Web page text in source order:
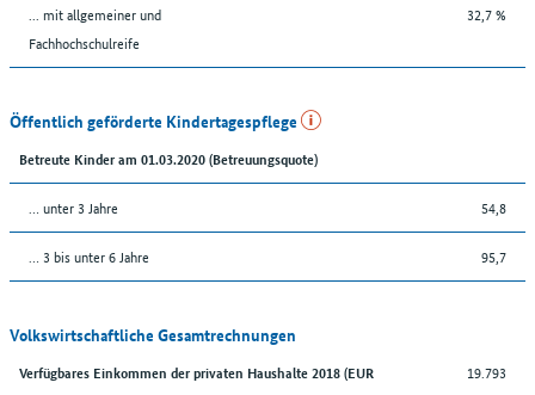
... mit allgemeiner und
Fachhochschulreife
32,7 %
Öffentlich geförderte Kindertagespflege
Betreute Kinder am 01.03.2020 (Betreuungsquote)
… unter 3 Jahre 54,8
… 3 bis unter 6 Jahre 95,7
Volkswirtschaftliche Gesamtrechnungen
Verfügbares Einkommen der privaten Haushalte 2018 (EUR
19.793